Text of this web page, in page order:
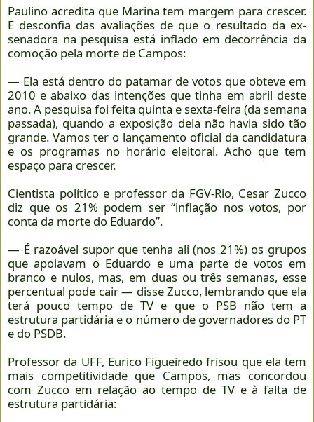
Paulino acredita que Marina tem margem para crescer.
E desconfia das avaliações de que o resultado da ex-
senadora na pesquisa está inflado em decorrência da
comoção pela morte de Campos:
— Ela está dentro do patamar de votos que obteve em
2010 e abaixo das intenções que tinha em abril deste
ano. A pesquisa foi feita quinta e sexta-feira (da semana
passada), quando a exposição dela não havia sido tão
grande. Vamos ter o lançamento oficial da candidatura
e os programas no horário eleitoral. Acho que tem
espaço para crescer.
Cientista político e professor da FGV-Rio, Cesar Zucco
diz que os 21% podem ser “inflação nos votos, por
conta da morte do Eduardo”.
— É razoável supor que tenha ali (nos 21%) os grupos
que apoiavam o Eduardo e uma parte de votos em
branco e nulos, mas, em duas ou três semanas, esse
percentual pode cair — disse Zucco, lembrando que ela
terá pouco tempo de TV e que o PSB não tem a
estrutura partidária e o número de governadores do PT
e do PSDB.
Professor da UFF, Eurico Figueiredo frisou que ela tem
mais competitividade que Campos, mas concordou
com Zucco em relação ao tempo de TV e à falta de
estrutura partidária: